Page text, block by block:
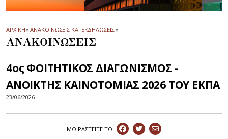
ΑΡΧΙΚΗ» ΑΝΑΚΟΙΝΩΣΕΙΣ ΚΑΙ ΕΚΔΗΛΩΣΕΙΣ»
ΑΝΑΚΟΙΝΩΣΕΙΣ
4ος ΦΟΙΤΗΤΙΚΟΣ ΔΙΑΓΩΝΙΣΜΟΣ -
ΑΝΟΙΚΤΗΣ ΚΑΙΝΟΤΟΜΙΑΣ 2026 ΤΟΥ ΕΚΠΑ
23/06/2026
ΜΟΙΡΑΣΤEIΤΕ ΤΟ: